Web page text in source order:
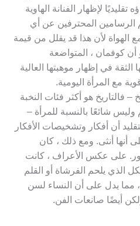
لإظهار الفنانة الهاوية
الرسامين المحترفين عن أي
الهواة لأن هذا قد يقلل من قيمة
كوفمان ، المتواضعة
الثقة في إظهار موهبتها العالية
مع المرأة اليومية.
– فالتاريخ هو أكثر فئات النخبة
وليس شائعًا بالنسبة للمرأة –
أن أفكار وتشخيصات الأفكار
أنها أنثى. ومع ذلك ، كان
على عكس الأعراف ، كانت
الذي يلحم الفرشاة أو القلم
مما يدل على أن النساء لسن
أيضًا صانعات الفن.